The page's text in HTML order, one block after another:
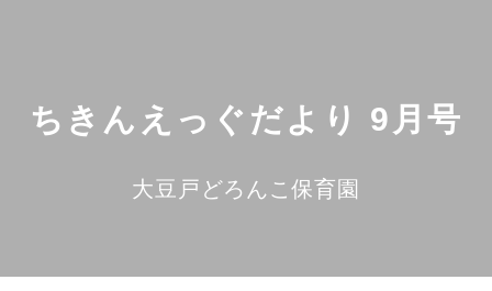
ちきんえっぐだより 9月号
大豆戸どろんこ保育園